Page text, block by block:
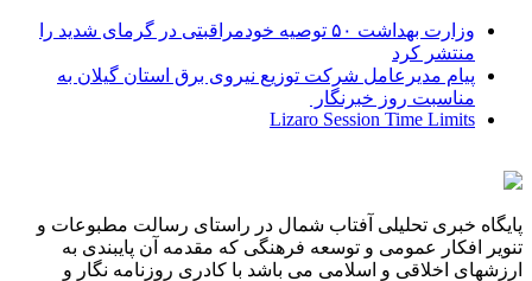
وزارت بهداشت ۵۰ توصیه خودمراقبتی در گرمای شدید را
منتشر کرد
پیام مدیرعامل شركت توزیع نیروی برق استان گیلان به
مناسبت روز خبرنگار ‌
Lizaro Session Time Limits
پایگاه خبری تحلیلی آفتاب شمال در راستای رسالت مطبوعات و
تنویر افکار عمومی و توسعه فرهنگی که مقدمه آن پایبندی به
ارزشهای اخلاقی و اسلامی می باشد با کادری روزنامه نگار و